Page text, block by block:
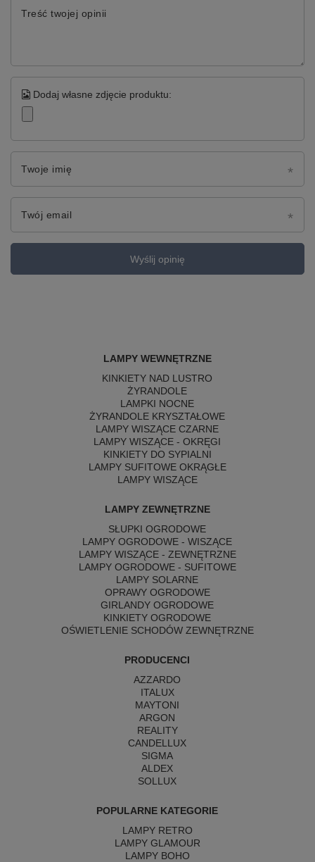
Treść twojej opinii
Dodaj własne zdjęcie produktu:
Twoje imię
Twój email
Wyślij opinię
LAMPY WEWNĘTRZNE
KINKIETY NAD LUSTRO
ŻYRANDOLE
LAMPKI NOCNE
ŻYRANDOLE KRYSZTAŁOWE
LAMPY WISZĄCE CZARNE
LAMPY WISZĄCE - OKRĘGI
KINKIETY DO SYPIALNI
LAMPY SUFITOWE OKRĄGŁE
LAMPY WISZĄCE
LAMPY ZEWNĘTRZNE
SŁUPKI OGRODOWE
LAMPY OGRODOWE - WISZĄCE
LAMPY WISZĄCE - ZEWNĘTRZNE
LAMPY OGRODOWE - SUFITOWE
LAMPY SOLARNE
OPRAWY OGRODOWE
GIRLANDY OGRODOWE
KINKIETY OGRODOWE
OŚWIETLENIE SCHODÓW ZEWNĘTRZNE
PRODUCENCI
AZZARDO
ITALUX
MAYTONI
ARGON
REALITY
CANDELLUX
SIGMA
ALDEX
SOLLUX
POPULARNE KATEGORIE
LAMPY RETRO
LAMPY GLAMOUR
LAMPY BOHO